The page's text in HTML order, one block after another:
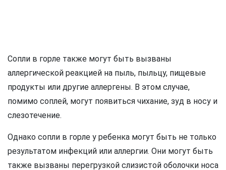
Сопли в горле также могут быть вызваны
аллергической реакцией на пыль, пыльцу, пищевые
продукты или другие аллергены. В этом случае,
помимо соплей, могут появиться чихание, зуд в носу и
слезотечение.
Однако сопли в горле у ребенка могут быть не только
результатом инфекций или аллергии. Они могут быть
также вызваны перегрузкой слизистой оболочки носа